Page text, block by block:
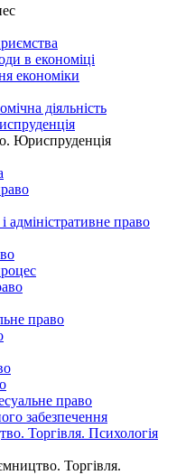
в економіці
економіки
діяльність
Юриспруденція
адміністративне право
право
право
забезпечення
Торгівля. Психологія
Торгівля.